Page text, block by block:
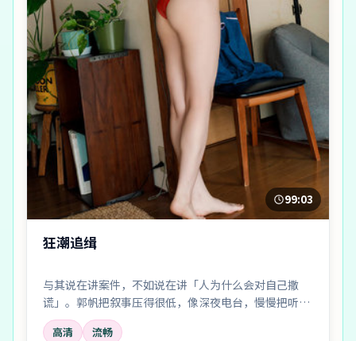
99:03
狂潮追缉
与其说在讲案件，不如说在讲「人为什么会对自己撒
谎」。郭帆把叙事压得很低，像深夜电台，慢慢把听众
引进雾里。
高清
流畅